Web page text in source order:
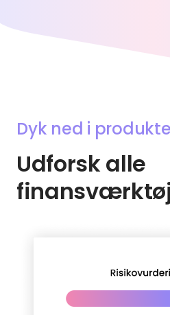
Dyk ned i
Udforsk alle